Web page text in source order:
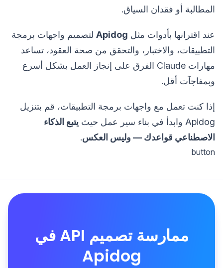
المطالبة أو فقدان السياق.
عند اقترانها بأدوات مثل Apidog لتصميم واجهات برمجة
التطبيقات، والاختبار، والتحقق من صحة العقود، تساعد
مهارات Claude الفرق على إنجاز العمل بشكل أسرع
وبمفاجآت أقل.
إذا كنت تعمل مع واجهات برمجة التطبيقات، قم بتنزيل
Apidog وابدأ في بناء سير عمل حيث
يتبع الذكاء
الاصطناعي قواعدك — وليس العكس.
button
ممارسة تصميم API في
Apidog